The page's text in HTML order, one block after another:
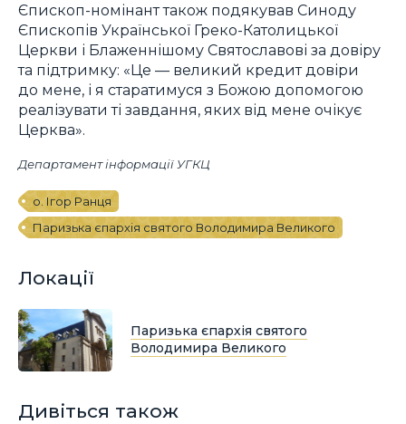
Єпископ-номінант також подякував Синоду
Єпископів Української Греко-Католицької
Церкви і Блаженнішому Святославові за довіру
та підтримку: «Це — великий кредит довіри
до мене, і я старатимуся з Божою допомогою
реалізувати ті завдання, яких від мене очікує
Церква».
Департамент інформації УГКЦ
о. Ігор Ранця
Паризька єпархія святого Володимира Великого
Локації
Паризька єпархія святого
Володимира Великого
Дивіться також